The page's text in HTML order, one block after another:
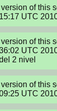
of this
UTC
of this
UTC
2 nivel
of this
UTC